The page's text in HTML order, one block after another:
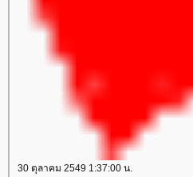
30 ตุลาคม 2549 1:37:00 น.